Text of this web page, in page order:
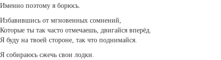
Именно поэтому я борюсь.
Избавившись от мгновенных сомнений,
Которые ты так часто отмечаешь, двигайся вперёд.
Я буду на твоей стороне, так что поднимайся.
Я собираюсь сжечь свои лодки.